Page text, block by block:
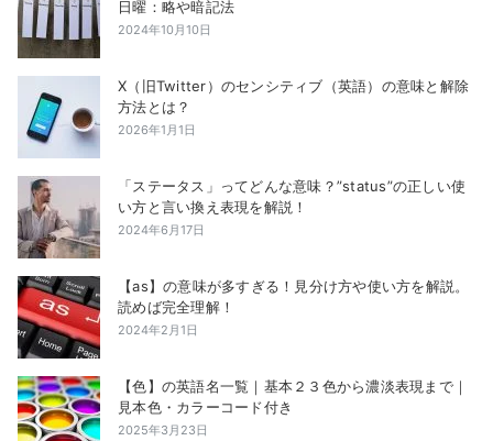
日曜：略や暗記法
2024年10月10日
X（旧Twitter）のセンシティブ（英語）の意味と解除
方法とは？
2026年1月1日
「ステータス」ってどんな意味？”status”の正しい使
い方と言い換え表現を解説！
2024年6月17日
【as】の意味が多すぎる！見分け方や使い方を解説。
読めば完全理解！
2024年2月1日
【色】の英語名一覧｜基本２３色から濃淡表現まで｜
見本色・カラーコード付き
2025年3月23日